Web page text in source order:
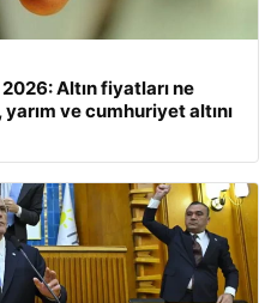
Altın fiyatları ne
ve cumhuriyet altını